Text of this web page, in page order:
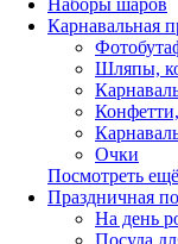
Карнавальная
Шляпы,
Очки
Посмотреть ещё
Праздничная
На день
Посуда